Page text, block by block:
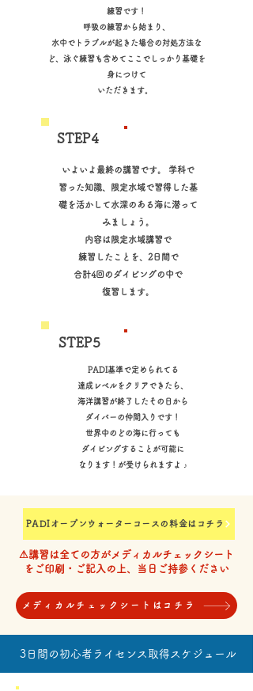
練習です！
呼吸の練習から始まり、
水中でトラブルが起きた場合の対処方法な
ど、泳ぐ練習も含めてここでしっかり基礎を
身につけて
いただきます。
​STEP4
いよいよ最終の講習です。 学科で
習った知識、限定水域で習得した基
礎を活かして水深のある海に潜って
みましょう。
内容は限定水域講習で
練習したことを、2日間で
合計4回のダイビングの中で
復習します。
​STEP5
PADI基準で定められてる
達成レベルをクリアできたら、
海洋講習が終了したその日から
ダイバーの仲間入りです！
世界中のどの海に行っても
ダイビングすることが可能に
なります！が受けられますよ ♪
PADIオープンウォーターコースの料金はコチラ
⚠︎講習は全ての方がメディカルチェックシート
を ご印刷・ご記入の上、当日ご持参ください
メディカルチェックシートはコチラ
3日間の初心者ライセンス取得スケジュール